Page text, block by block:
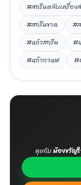
#สกรีนตลับเครื่อง
#สกรีนขวด
#
#แก้วสกรีน
#
#แก้วกาแฟ
#
คุยกับน้องขวัญ